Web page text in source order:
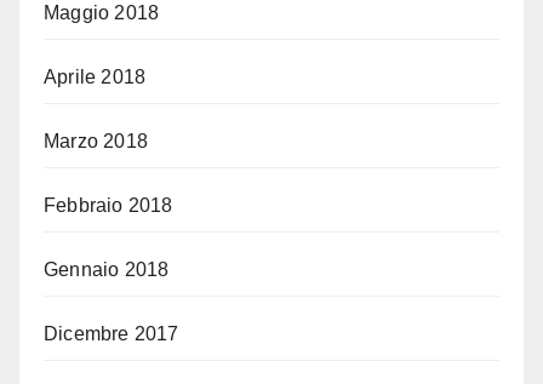
Maggio 2018
Aprile 2018
Marzo 2018
Febbraio 2018
Gennaio 2018
Dicembre 2017